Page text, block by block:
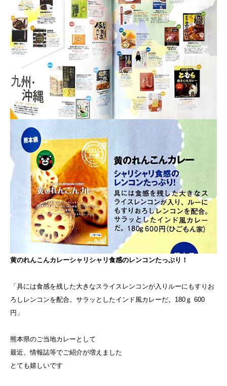
黄のれんこんカレーシャリシャリ食感のレンコンたっぷり！
「具には食感を残した大きなスライスレンコンが入りルーにもすりお
ろしレンコンを配合。サラッとしたインド風カレーだ。180ｇ 600
円」
熊本県のご当地カレーとして
最近、情報誌等でご紹介が増えました
とても嬉しいです